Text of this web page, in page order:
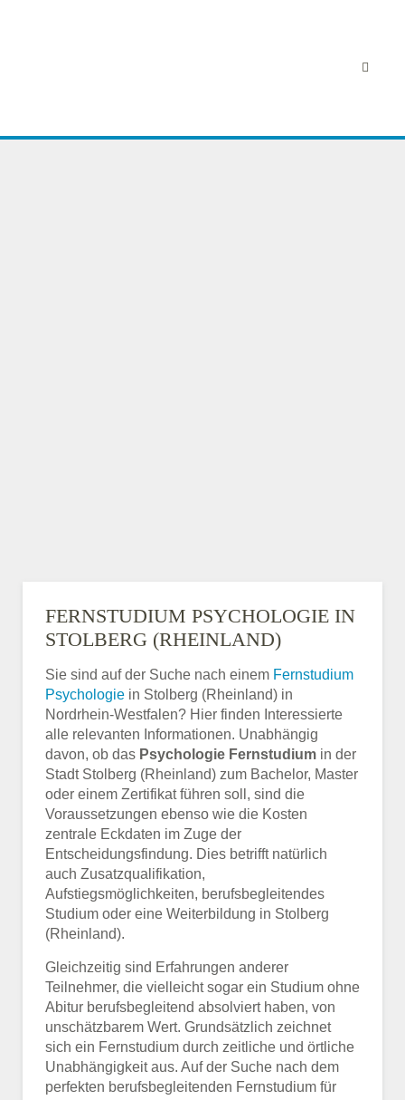
FERNSTUDIUM PSYCHOLOGIE IN
STOLBERG (RHEINLAND)
Sie sind auf der Suche nach einem Fernstudium
Psychologie in Stolberg (Rheinland) in
Nordrhein-Westfalen? Hier finden Interessierte
alle relevanten Informationen. Unabhängig
davon, ob das Psychologie Fernstudium in der
Stadt Stolberg (Rheinland) zum Bachelor, Master
oder einem Zertifikat führen soll, sind die
Voraussetzungen ebenso wie die Kosten
zentrale Eckdaten im Zuge der
Entscheidungsfindung. Dies betrifft natürlich
auch Zusatzqualifikation,
Aufstiegsmöglichkeiten, berufsbegleitendes
Studium oder eine Weiterbildung in Stolberg
(Rheinland).
Gleichzeitig sind Erfahrungen anderer
Teilnehmer, die vielleicht sogar ein Studium ohne
Abitur berufsbegleitend absolviert haben, von
unschätzbarem Wert. Grundsätzlich zeichnet
sich ein Fernstudium durch zeitliche und örtliche
Unabhängigkeit aus. Auf der Suche nach dem
perfekten berufsbegleitenden Fernstudium für